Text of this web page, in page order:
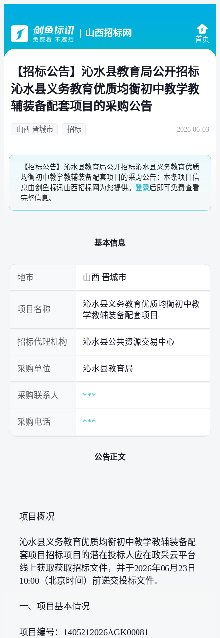
山西招标网
首页
【招标公告】沁水县教育局公开招标
沁水县义务教育优质均衡初中教学教
辅装备配套项目的采购公告
山西-晋城市 招标 2026-06-03
【招标公告】沁水县教育局公开招标沁水县义务教育优质
均衡初中教学教辅装备配套项目的采购公告：本条项目信
息由剑鱼标讯山西招标网为您提供。登录后即可免费查看
完整信息。
基本信息
地市 山西 晋城市
项目名称
沁水县义务教育优质均衡初中教
学教辅装备配套项目
招标代理机构 沁水县公共资源交易中心
采购单位 沁水县教育局
采购联系人 ***
采购电话 ***
公告正文
项目概况
沁水县义务教育优质均衡初中教学教辅装备配
套项目招标项目的潜在投标人应在政采云平台
线上获取获取招标文件，并于2026年06月23日
10:00（北京时间）前递交投标文件。
一、项目基本情况
项目编号：1405212026AGK00081